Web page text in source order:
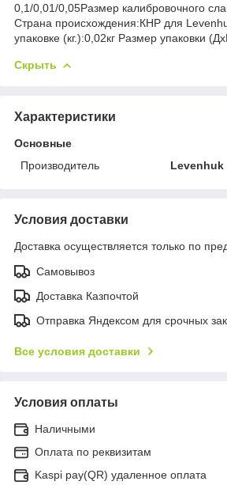
0,1/0,01/0,05Размер калибровочного
Страна происхождения:КНР для
упаковке (кг.):0,02кг Размер упаковки
Скрыть
Характеристики
Основные
Производитель
Levenhuk
Условия доставки
Доставка осуществляется только по
Самовывоз
Доставка Казпочтой
Отправка Яндексом для срочных
Все условия доставки
Условия оплаты
Наличными
Оплата по реквизитам
Kaspi pay(QR) удаленное оплата